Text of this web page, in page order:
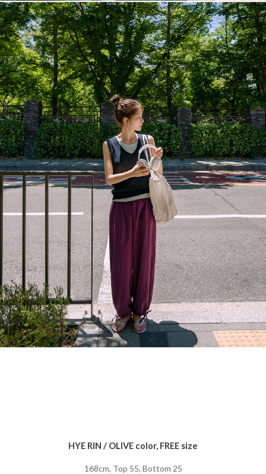
HYE RIN / OLIVE color, FREE size
168cm, Top 55, Bottom 25